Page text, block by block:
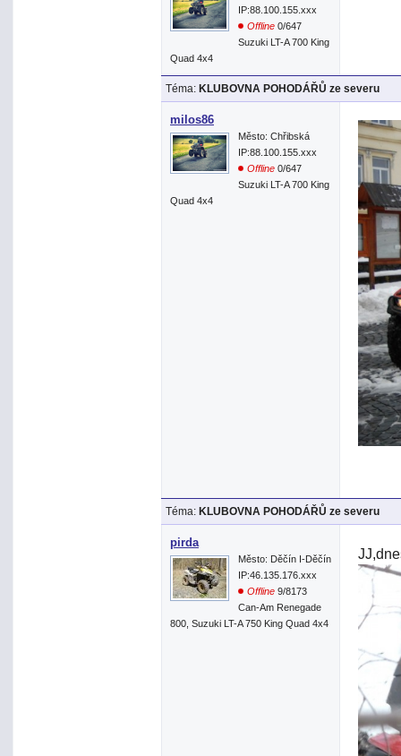
IP:88.100.155.xxx
Offline 0/647
Suzuki LT-A 700 King
Quad 4x4
Téma: KLUBOVNA POHODÁŘŮ ze severu
milos86
Město: Chřibská
IP:88.100.155.xxx
Offline 0/647
Suzuki LT-A 700 King
Quad 4x4
Téma: KLUBOVNA POHODÁŘŮ ze severu
pirda
Město: Děčín I-Děčín
IP:46.135.176.xxx
Offline 9/8173
Can-Am Renegade
800, Suzuki LT-A 750 King Quad 4x4